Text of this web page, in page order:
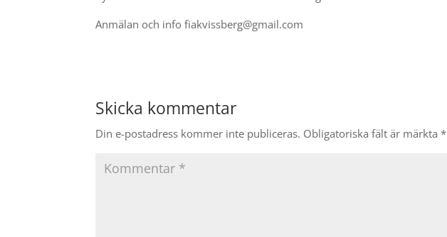
Anmälan och info fiakvissberg@gmail.com
Skicka kommentar
Din e-postadress kommer inte publiceras. Obligatoriska fält är märkta*